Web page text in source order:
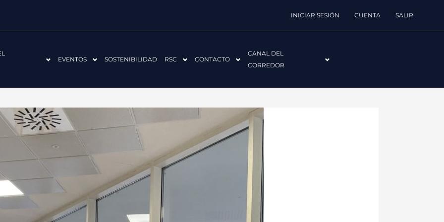
INICIAR SESIÓN CUENTA SALIR
EVENTOS SOSTENIBILIDAD RSC CONTACTO
CANAL DEL
CORREDOR